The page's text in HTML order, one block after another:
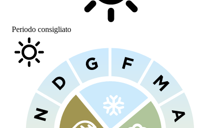
Periodo consigliato